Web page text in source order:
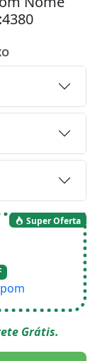
Super Oferta
Grátis.